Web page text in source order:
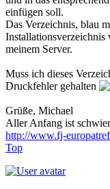
einfügen soll.
Das Verzeichnis, blau
Installationsverzeichnis
meinem Server.
Muss ich dieses
Druckfehler gehalten
Grüße, Michael
Aller Anfang ist
http://www.fj-
Top